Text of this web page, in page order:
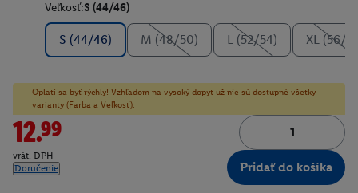
Veľkosť:S (44/46)
S (44/46) M (48/50) L (52/54) XL (56/
Oplatí sa byť rýchly! Vzhľadom na vysoký dopyt už nie sú dostupné všetky
varianty (Farba a Veľkosť).
12.99
vrát. DPH
Doručenie
Pridať do košíka